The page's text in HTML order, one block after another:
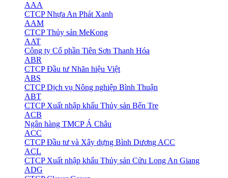
AAA
CTCP Nhựa An Phát Xanh
AAM
CTCP Thủy sản MeKong
AAT
Công ty Cổ phần Tiên Sơn Thanh Hóa
ABR
CTCP Đầu tư Nhãn hiệu Việt
ABS
CTCP Dịch vụ Nông nghiệp Bình Thuận
ABT
CTCP Xuất nhập khẩu Thủy sản Bến Tre
ACB
Ngân hàng TMCP Á Châu
ACC
CTCP Đầu tư và Xây dựng Bình Dương ACC
ACL
CTCP Xuất nhập khẩu Thủy sản Cửu Long An Giang
ADG